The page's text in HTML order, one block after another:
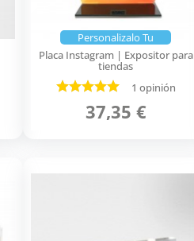
Personalizalo Tu
Placa Instagram | Expositor para
tiendas
1 opinión
37,35 €